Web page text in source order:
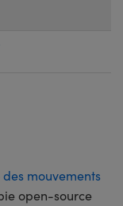
mouvements
open-source